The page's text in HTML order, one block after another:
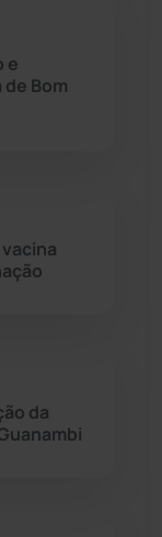
e
Bom
da